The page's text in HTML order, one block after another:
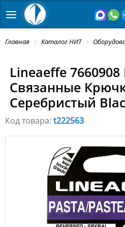
Главная Каталог НИТ
Lineaeffe 7660908
Связанные
Серебристый
Код товара: t222563